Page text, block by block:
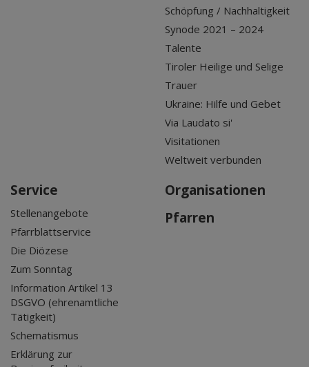
Schöpfung / Nachhaltigkeit
Synode 2021 – 2024
Talente
Tiroler Heilige und Selige
Trauer
Ukraine: Hilfe und Gebet
Via Laudato si'
Visitationen
Weltweit verbunden
Service
Stellenangebote
Pfarrblattservice
Die Diözese
Zum Sonntag
Information Artikel 13
DSGVO (ehrenamtliche
Tätigkeit)
Schematismus
Erklärung zur
Organisationen
Pfarren